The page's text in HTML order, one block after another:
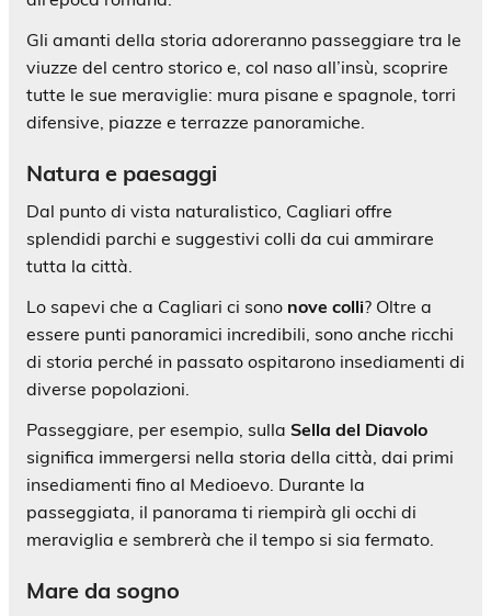
Gli amanti della storia adoreranno passeggiare tra le
viuzze del centro storico e, col naso all’insù, scoprire
tutte le sue meraviglie: mura pisane e spagnole, torri
difensive, piazze e terrazze panoramiche.
Natura e paesaggi
Dal punto di vista naturalistico, Cagliari offre
splendidi parchi e suggestivi colli da cui ammirare
tutta la città.
Lo sapevi che a Cagliari ci sono nove colli? Oltre a
essere punti panoramici incredibili, sono anche ricchi
di storia perché in passato ospitarono insediamenti di
diverse popolazioni.
Passeggiare, per esempio, sulla Sella del Diavolo
significa immergersi nella storia della città, dai primi
insediamenti fino al Medioevo. Durante la
passeggiata, il panorama ti riempirà gli occhi di
meraviglia e sembrerà che il tempo si sia fermato.
Mare da sogno